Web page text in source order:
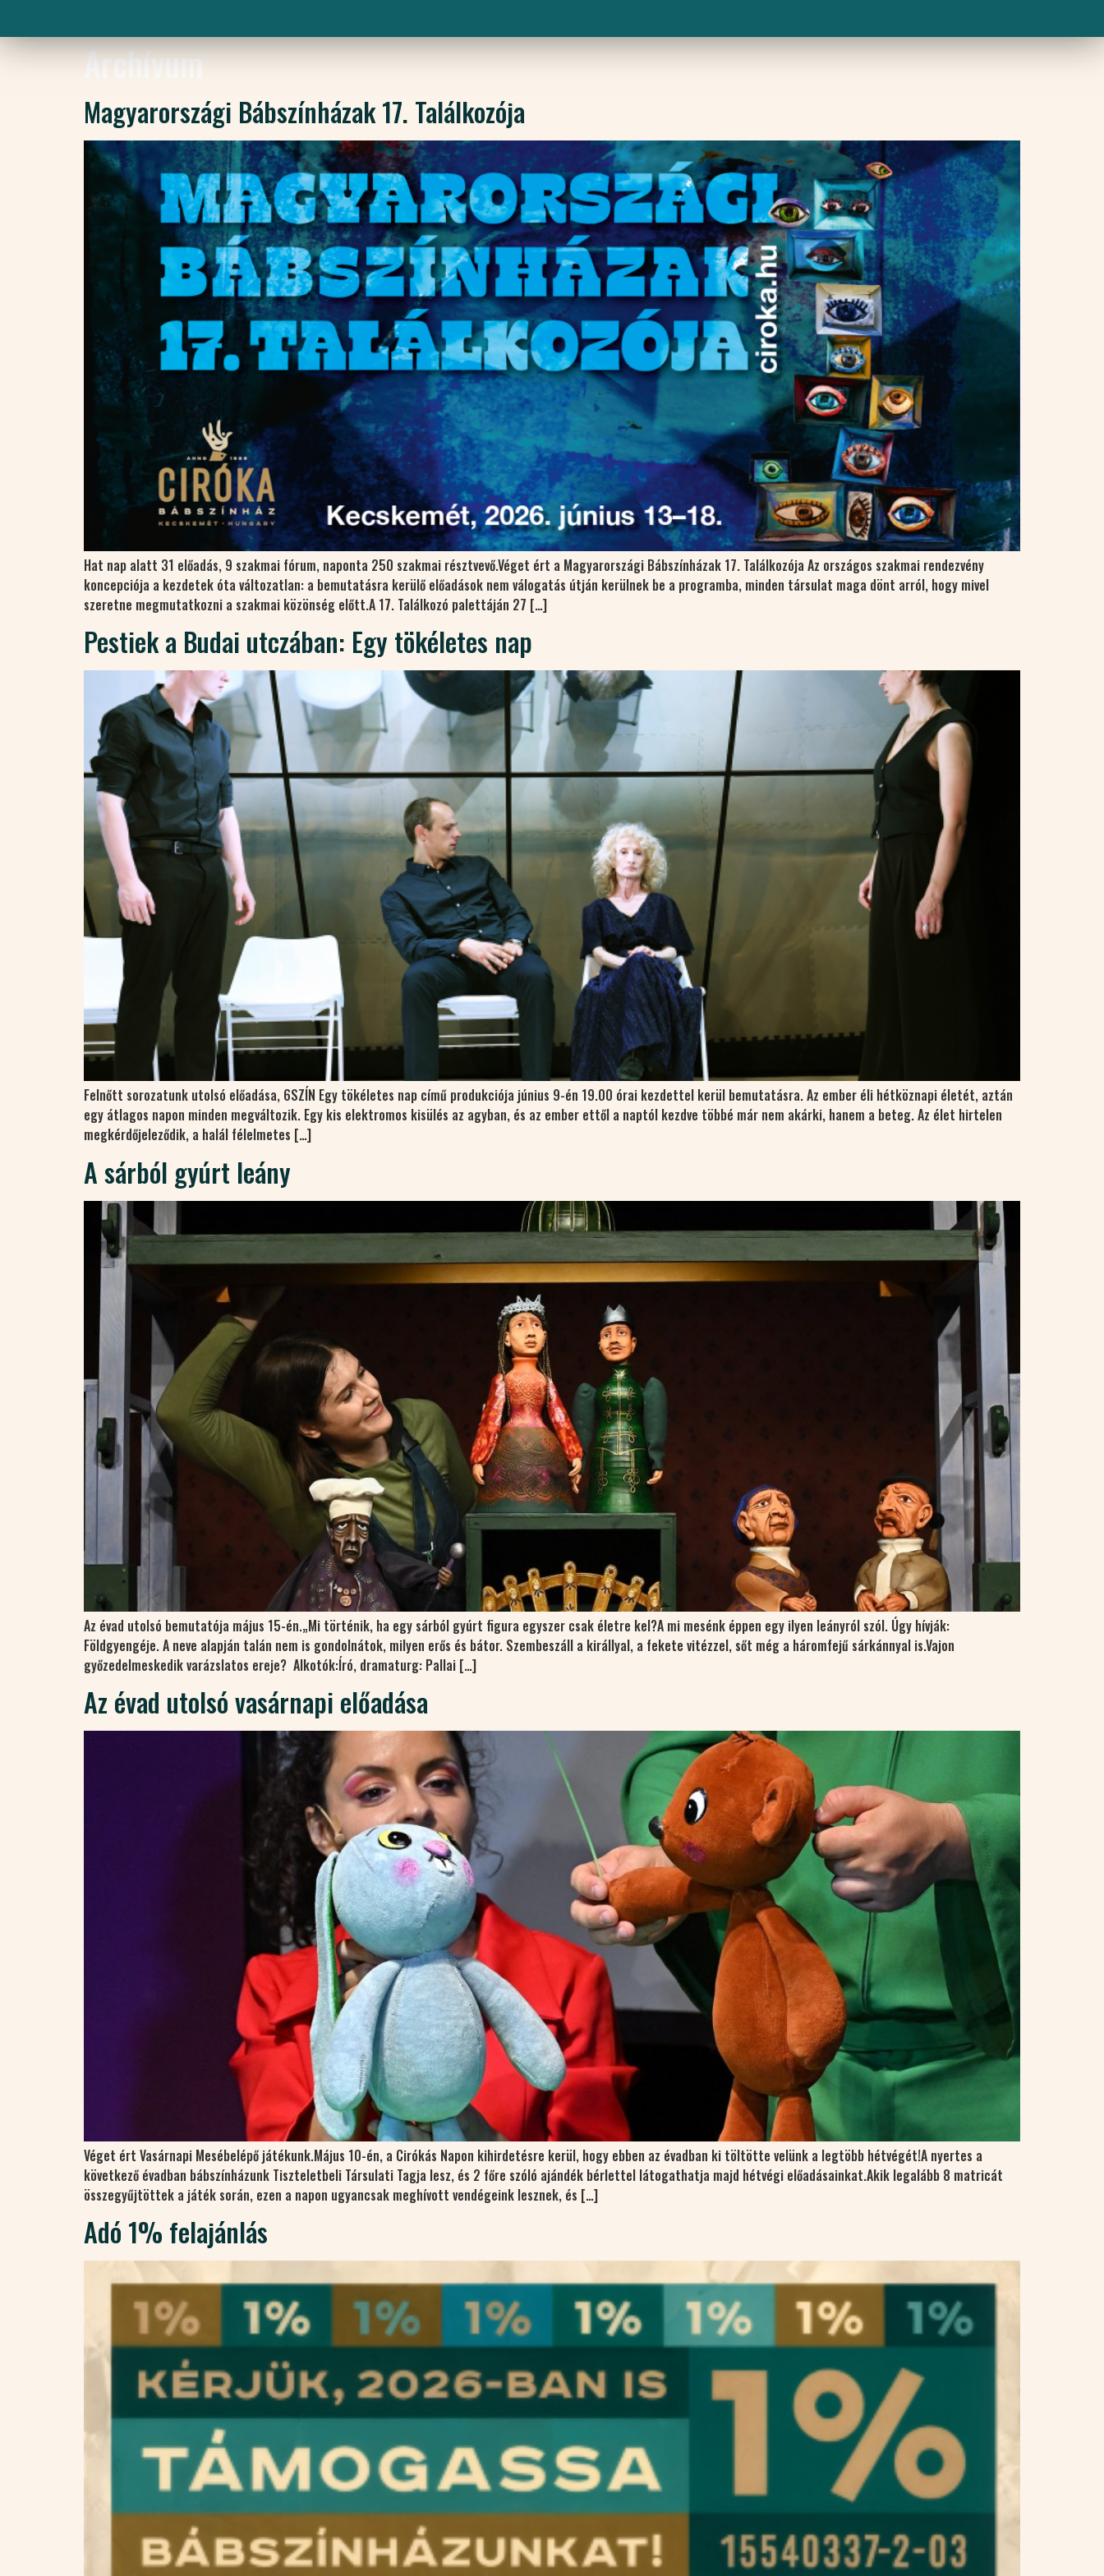
Archívum
Magyarországi Bábszínházak 17. Találkozója
Hat nap alatt 31 előadás, 9 szakmai fórum, naponta 250 szakmai résztvevő.Véget ért a Magyarországi Bábszínházak 17. Találkozója Az országos szakmai rendezvény
koncepciója a kezdetek óta változatlan: a bemutatásra kerülő előadások nem válogatás útján kerülnek be a programba, minden társulat maga dönt arról, hogy mivel
szeretne megmutatkozni a szakmai közönség előtt.A 17. Találkozó palettáján 27 […]
Pestiek a Budai utczában: Egy tökéletes nap
Felnőtt sorozatunk utolsó előadása, 6SZÍN Egy tökéletes nap című produkciója június 9-én 19.00 órai kezdettel kerül bemutatásra. Az ember éli hétköznapi életét, aztán
egy átlagos napon minden megváltozik. Egy kis elektromos kisülés az agyban, és az ember ettől a naptól kezdve többé már nem akárki, hanem a beteg. Az élet hirtelen
megkérdőjeleződik, a halál félelmetes […]
A sárból gyúrt leány
Az évad utolsó bemutatója május 15-én.„Mi történik, ha egy sárból gyúrt figura egyszer csak életre kel?A mi mesénk éppen egy ilyen leányról szól. Úgy hívják:
Földgyengéje. A neve alapján talán nem is gondolnátok, milyen erős és bátor. Szembeszáll a királlyal, a fekete vitézzel, sőt még a háromfejű sárkánnyal is.Vajon
győzedelmeskedik varázslatos ereje? Alkotók:Író, dramaturg: Pallai […]
Az évad utolsó vasárnapi előadása
Véget ért Vasárnapi Mesébelépő játékunk.Május 10-én, a Cirókás Napon kihirdetésre kerül, hogy ebben az évadban ki töltötte velünk a legtöbb hétvégét!A nyertes a
következő évadban bábszínházunk Tiszteletbeli Társulati Tagja lesz, és 2 főre szóló ajándék bérlettel látogathatja majd hétvégi előadásainkat.Akik legalább 8 matricát
összegyűjtöttek a játék során, ezen a napon ugyancsak meghívott vendégeink lesznek, és […]
Adó 1% felajánlás